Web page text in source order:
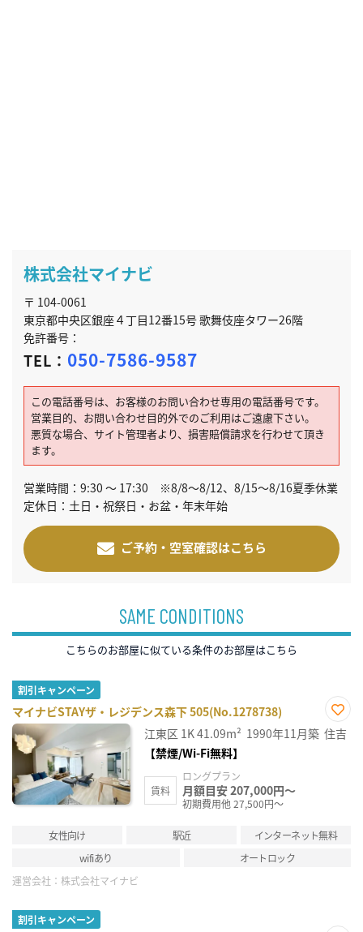
株式会社マイナビ
〒 104-0061
東京都中央区銀座４丁目12番15号 歌舞伎座タワー26階
免許番号：
TEL： 050-7586-9587
この電話番号は、お客様のお問い合わせ専用の電話番号です。
営業目的、お問い合わせ目的外でのご利用はご遠慮下さい。
悪質な場合、サイト管理者より、損害賠償請求を行わせて頂き
ます。
営業時間：9:30 ～ 17:30 ※8/8～8/12、8/15～8/16夏季休業
定休日：土日・祝祭日・お盆・年末年始
ご予約・空室確認はこちら
SAME CONDITIONS
こちらのお部屋に似ている条件のお部屋はこちら
割引キャンペーン
マイナビSTAYザ・レジデンス森下 505(No.1278738)
お気
に入
江東区 1K41.09m² 1990年11月築 住吉
【禁煙/Wi-Fi無料】
賃料
ロングプラン
月額目安 207,000円～
初期費用他 27,500円～
女性向け 駅近
インターネット無料
wifiあり
オートロック
運営会社： 株式会社マイナビ
割引キャンペーン